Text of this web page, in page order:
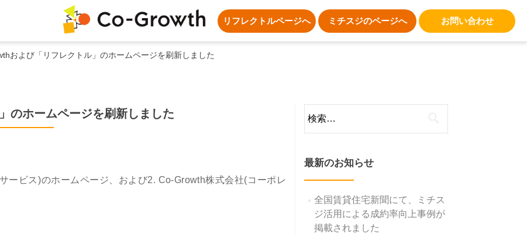
リフレクトルページへ ミチスジのページへ お問い合わせ
および「リフレクトル」のホームページを刷新しました
のホームページを刷新しました
ービス)のホームページ、および2. Co-Growth株式会社(コーポレ
索:
最新のお知らせ
全国賃貸住宅新聞にて、ミチス
ジ活用による成約率向上事例が
掲載されました